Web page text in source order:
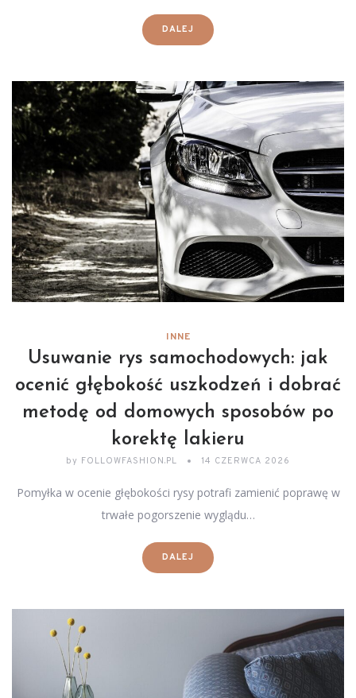
DALEJ
INNE
Usuwanie rys samochodowych: jak
ocenić głębokość uszkodzeń i dobrać
metodę od domowych sposobów po
korektę lakieru
by FOLLOWFASHION.PL 14 CZERWCA 2026
Pomyłka w ocenie głębokości rysy potrafi zamienić poprawę w
trwałe pogorszenie wyglądu…
DALEJ